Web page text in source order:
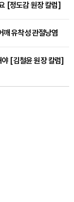
[정도감 원장 칼럼]
유착성 관절낭염
[김철윤 원장 칼럼]